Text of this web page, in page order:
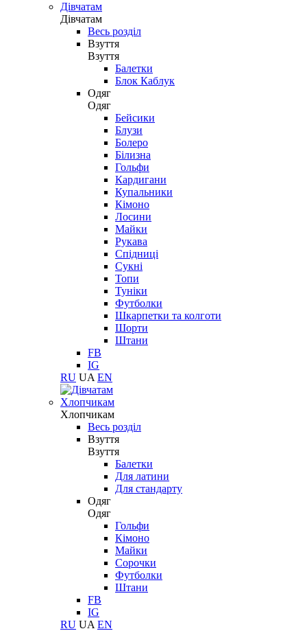
Дівчатам
Дівчатам
Весь розділ
Взуття
Взуття
Балетки
Блок Каблук
Одяг
Одяг
Бейсики
Блузи
Болеро
Білизна
Гольфи
Кардигани
Купальники
Кімоно
Лосини
Майки
Рукава
Спідниці
Сукні
Топи
Туніки
Футболки
Шкарпетки та колготи
Шорти
Штани
FB
IG
RU UA EN
Хлопчикам
Хлопчикам
Весь розділ
Взуття
Взуття
Балетки
Для латини
Для стандарту
Одяг
Одяг
Гольфи
Кімоно
Майки
Сорочки
Футболки
Штани
FB
IG
RU UA EN